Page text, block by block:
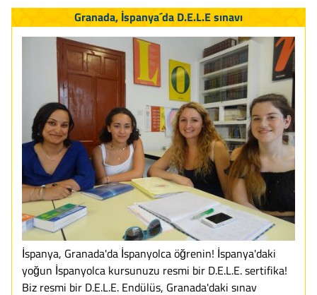
Granada, İspanya´da D.E.L.E sınavı
İspanya, Granada'da İspanyolca öğrenin! İspanya'daki
yoğun İspanyolca kursunuzu resmi bir D.E.L.E. sertifika!
Biz resmi bir D.E.L.E. Endülüs, Granada'daki sınav